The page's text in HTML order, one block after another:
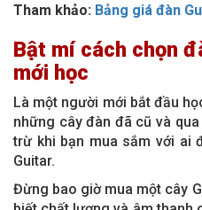
Tham khảo: Bảng giá đàn
Bật mí cách chọn
mới học
Là một người mới bắt đầu
những cây đàn đã cũ và
trừ khi bạn mua sắm với ai
Guitar.
Đừng bao giờ mua một cây